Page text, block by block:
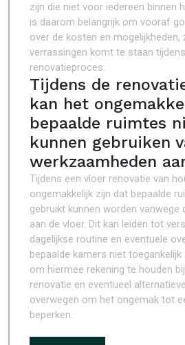
zijn die niet voor iedereen binnen
is daarom belangrijk om vooraf
over de kosten en
verrassingen komt te staan
renovatieproces.
Tijdens de
kan het
bepaalde ruimtes
kunnen gebruiken
werkzaamheden
Tijdens een vloer renovatie van
ongemakkelijk zijn dat bepaalde
gebruikt kunnen worden vanwege
aan de vloer. Dit kan leiden tot
dagelijkse routine en eventuele
bepaalde kamers niet
om hiermee rekening te houden
renovatie en eventueel
overwegen om het ongemak tot
beperken.